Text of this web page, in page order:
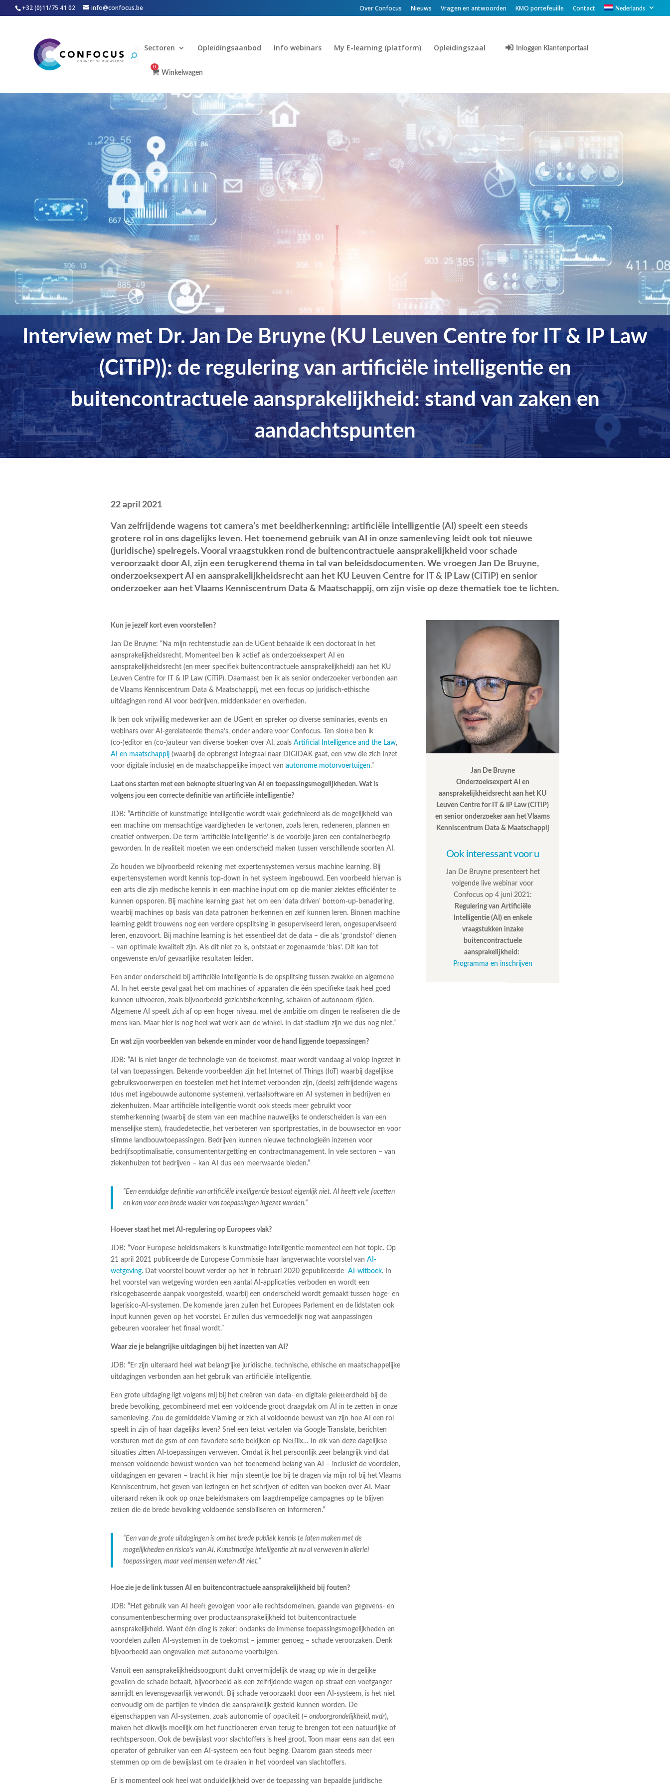
+32 (0)11/75 41 02 info@confocus.be Over Confocus Nieuws Vragen en antwoorden KMO portefeuille Contact Nederlands
Sectoren Opleidingsaanbod Info webinars My E-learning (platform) Opleidingszaal Inloggen Klantenportaal
Winkelwagen
0
Interview met Dr. Jan De Bruyne (KU Leuven Centre for IT & IP Law
(CiTiP)): de regulering van artificiële intelligentie en
buitencontractuele aansprakelijkheid: stand van zaken en
aandachtspunten
22 april 2021
Van zelfrijdende wagens tot camera’s met beeldherkenning: artificiële intelligentie (AI) speelt een steeds
grotere rol in ons dagelijks leven. Het toenemend gebruik van AI in onze samenleving leidt ook tot nieuwe
(juridische) spelregels. Vooral vraagstukken rond de buitencontractuele aansprakelijkheid voor schade
veroorzaakt door AI, zijn een terugkerend thema in tal van beleidsdocumenten. We vroegen Jan De Bruyne,
onderzoeksexpert AI en aansprakelijkheidsrecht aan het KU Leuven Centre for IT & IP Law (CiTiP) en senior
onderzoeker aan het Vlaams Kenniscentrum Data & Maatschappij, om zijn visie op deze thematiek toe te lichten.
Kun je jezelf kort even voorstellen?
Jan De Bruyne: “Na mijn rechtenstudie aan de UGent behaalde ik een doctoraat in het
aansprakelijkheidsrecht. Momenteel ben ik actief als onderzoeksexpert AI en
aansprakelijkheidsrecht (en meer specifiek buitencontractuele aansprakelijkheid) aan het KU
Leuven Centre for IT & IP Law (CiTiP). Daarnaast ben ik als senior onderzoeker verbonden aan
de Vlaams Kenniscentrum Data & Maatschappij, met een focus op juridisch-ethische
uitdagingen rond AI voor bedrijven, middenkader en overheden.
Ik ben ook vrijwillig medewerker aan de UGent en spreker op diverse seminaries, events en
webinars over AI-gerelateerde thema’s, onder andere voor Confocus. Ten slotte ben ik
(co-)editor en (co-)auteur van diverse boeken over AI, zoals Artificial Intelligence and the Law,
AI en maatschappij (waarbij de opbrengst integraal naar DIGIDAK gaat, een vzw die zich inzet
voor digitale inclusie) en de maatschappelijke impact van autonome motorvoertuigen.”
Laat ons starten met een beknopte situering van AI en toepassingsmogelijkheden. Wat is
volgens jou een correcte definitie van artificiële intelligentie?
JDB: “Artificiële of kunstmatige intelligentie wordt vaak gedefinieerd als de mogelijkheid van
een machine om mensachtige vaardigheden te vertonen, zoals leren, redeneren, plannen en
creatief ontwerpen. De term ‘artificiële intelligentie’ is de voorbije jaren een containerbegrip
geworden. In de realiteit moeten we een onderscheid maken tussen verschillende soorten AI.
Zo houden we bijvoorbeeld rekening met expertensystemen versus machine learning. Bij
expertensystemen wordt kennis top-down in het systeem ingebouwd. Een voorbeeld hiervan is
een arts die zijn medische kennis in een machine input om op die manier ziektes efficiënter te
kunnen opsporen. Bij machine learning gaat het om een ‘data driven’ bottom-up-benadering,
waarbij machines op basis van data patronen herkennen en zelf kunnen leren. Binnen machine
learning geldt trouwens nog een verdere opsplitsing in gesuperviseerd leren, ongesuperviseerd
leren, enzovoort. Bij machine learning is het essentieel dat de data – die als ‘grondstof’ dienen
– van optimale kwaliteit zijn. Als dit niet zo is, ontstaat er zogenaamde ‘bias’. Dit kan tot
ongewenste en/of gevaarlijke resultaten leiden.
Een ander onderscheid bij artificiële intelligentie is de opsplitsing tussen zwakke en algemene
AI. In het eerste geval gaat het om machines of apparaten die één specifieke taak heel goed
kunnen uitvoeren, zoals bijvoorbeeld gezichtsherkenning, schaken of autonoom rijden.
Algemene AI speelt zich af op een hoger niveau, met de ambitie om dingen te realiseren die de
mens kan. Maar hier is nog heel wat werk aan de winkel. In dat stadium zijn we dus nog niet.”
En wat zijn voorbeelden van bekende en minder voor de hand liggende toepassingen?
JDB: “AI is niet langer de technologie van de toekomst, maar wordt vandaag al volop ingezet in
tal van toepassingen. Bekende voorbeelden zijn het Internet of Things (IoT) waarbij dagelijkse
gebruiksvoorwerpen en toestellen met het internet verbonden zijn, (deels) zelfrijdende wagens
(dus met ingebouwde autonome systemen), vertaalsoftware en AI systemen in bedrijven en
ziekenhuizen. Maar artificiële intelligentie wordt ook steeds meer gebruikt voor
stemherkenning (waarbij de stem van een machine nauwelijks te onderscheiden is van een
menselijke stem), fraudedetectie, het verbeteren van sportprestaties, in de bouwsector en voor
slimme landbouwtoepassingen. Bedrijven kunnen nieuwe technologieën inzetten voor
bedrijfsoptimalisatie, consumententargetting en contractmanagement. In vele sectoren – van
ziekenhuizen tot bedrijven – kan AI dus een meerwaarde bieden.”
“Een eenduidige definitie van artificiële intelligentie bestaat eigenlijk niet. AI heeft vele facetten
en kan voor een brede waaier van toepassingen ingezet worden.”
Hoever staat het met AI-regulering op Europees vlak?
JDB: “Voor Europese beleidsmakers is kunstmatige intelligentie momenteel een hot topic. Op
21 april 2021 publiceerde de Europese Commissie haar langverwachte voorstel van AI-
wetgeving. Dat voorstel bouwt verder op het in februari 2020 gepubliceerde AI-witboek. In
het voorstel van wetgeving worden een aantal AI-applicaties verboden en wordt een
risicogebaseerde aanpak voorgesteld, waarbij een onderscheid wordt gemaakt tussen hoge- en
lagerisico-AI-systemen. De komende jaren zullen het Europees Parlement en de lidstaten ook
input kunnen geven op het voorstel. Er zullen dus vermoedelijk nog wat aanpassingen
gebeuren vooraleer het finaal wordt.”
Waar zie je belangrijke uitdagingen bij het inzetten van AI?
JDB: “Er zijn uiteraard heel wat belangrijke juridische, technische, ethische en maatschappelijke
uitdagingen verbonden aan het gebruik van artificiële intelligentie.
Een grote uitdaging ligt volgens mij bij het creëren van data- en digitale geletterdheid bij de
brede bevolking, gecombineerd met een voldoende groot draagvlak om AI in te zetten in onze
samenleving. Zou de gemiddelde Vlaming er zich al voldoende bewust van zijn hoe AI een rol
speelt in zijn of haar dagelijks leven? Snel een tekst vertalen via Google Translate, berichten
versturen met de gsm of een favoriete serie bekijken op Netflix… In elk van deze dagelijkse
situaties zitten AI-toepassingen verweven. Omdat ik het persoonlijk zeer belangrijk vind dat
mensen voldoende bewust worden van het toenemend belang van AI – inclusief de voordelen,
uitdagingen en gevaren – tracht ik hier mijn steentje toe bij te dragen via mijn rol bij het Vlaams
Kenniscentrum, het geven van lezingen en het schrijven of editen van boeken over AI. Maar
uiteraard reken ik ook op onze beleidsmakers om laagdrempelige campagnes op te blijven
zetten die de brede bevolking voldoende sensibiliseren en informeren.”
“Een van de grote uitdagingen is om het brede publiek kennis te laten maken met de
mogelijkheden en risico’s van AI. Kunstmatige intelligentie zit nu al verweven in allerlei
toepassingen, maar veel mensen weten dit niet.”
Hoe zie je de link tussen AI en buitencontractuele aansprakelijkheid bij fouten?
JDB: “Het gebruik van AI heeft gevolgen voor alle rechtsdomeinen, gaande van gegevens- en
consumentenbescherming over productaansprakelijkheid tot buitencontractuele
aansprakelijkheid. Want één ding is zeker: ondanks de immense toepassingsmogelijkheden en
voordelen zullen AI-systemen in de toekomst – jammer genoeg – schade veroorzaken. Denk
bijvoorbeeld aan ongevallen met autonome voertuigen.
Vanuit een aansprakelijkheidsoogpunt duikt onvermijdelijk de vraag op wie in dergelijke
gevallen de schade betaalt, bijvoorbeeld als een zelfrijdende wagen op straat een voetganger
aanrijdt en levensgevaarlijk verwondt. Bij schade veroorzaakt door een AI-systeem, is het niet
eenvoudig om de partijen te vinden die aansprakelijk gesteld kunnen worden. De
eigenschappen van AI-systemen, zoals autonomie of opaciteit (= ondoorgrondelijkheid, nvdr),
maken het dikwijls moeilijk om het functioneren ervan terug te brengen tot een natuurlijke of
rechtspersoon. Ook de bewijslast voor slachtoffers is heel groot. Toon maar eens aan dat een
operator of gebruiker van een AI-systeem een fout beging. Daarom gaan steeds meer
stemmen op om de bewijslast om te draaien in het voordeel van slachtoffers.
Er is momenteel ook heel wat onduidelijkheid over de toepassing van bepaalde juridische
Jan De Bruyne
Onderzoeksexpert AI en
aansprakelijkheidsrecht aan het KU
Leuven Centre for IT & IP Law (CiTiP)
en senior onderzoeker aan het Vlaams
Kenniscentrum Data & Maatschappij
Ook interessant voor u
Jan De Bruyne presenteert het
volgende live webinar voor
Confocus op 4 juni 2021:
Regulering van Artificiële
Intelligentie (AI) en enkele
vraagstukken inzake
buitencontractuele
aansprakelijkheid:
Programma en inschrijven